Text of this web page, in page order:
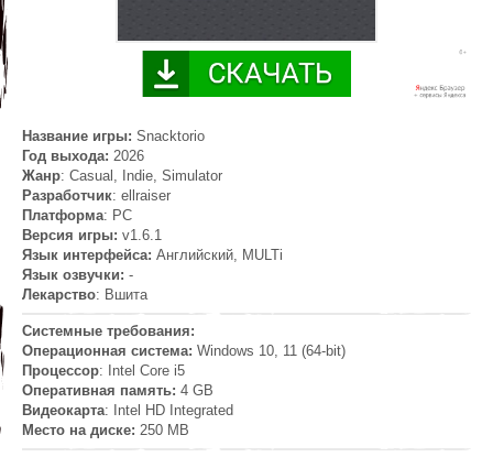
Название игры: Snacktorio
Год выхода: 2026
Жанр: Casual, Indie, Simulator
Разработчик: ellraiser
Платформа: PC
Версия игры: v1.6.1
Язык интерфейса: Английский, MULTi
Язык озвучки: -
Лекарство: Вшита
Системные требования:
Операционная система: Windows 10, 11 (64-bit)
Процессор: Intel Core i5
Оперативная память: 4 GB
Видеокарта: Intel HD Integrated
Место на диске: 250 MB